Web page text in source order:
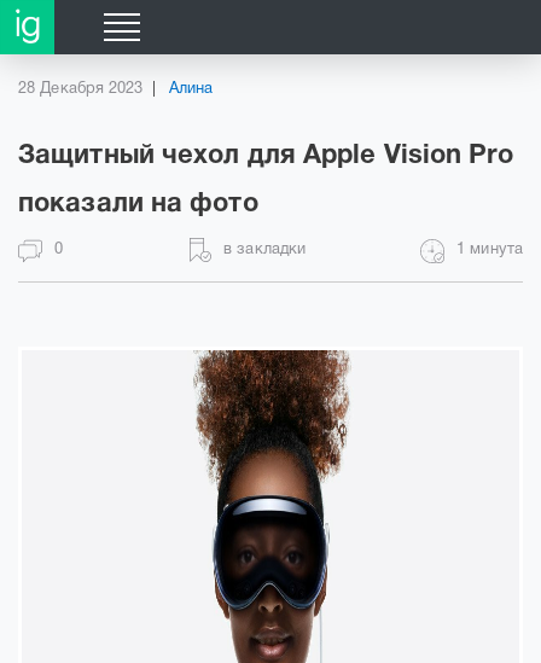
28 Декабря 2023 Алина
Защитный чехол для Apple Vision Pro
показали на фото
0 в закладки 1 минута